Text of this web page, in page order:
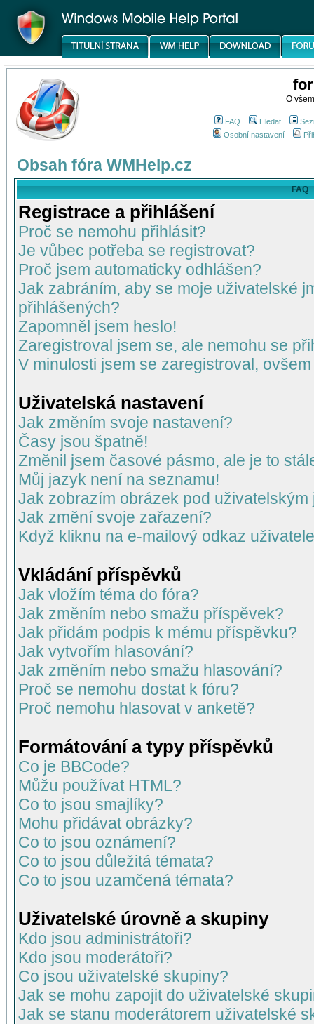
O
FAQ Hledat
Osobní nastavení
Obsah fóra WMHelp.cz
FAQ
Registrace a přihlášení
Proč se nemohu přihlásit?
Je vůbec potřeba se registrovat?
Proč jsem automaticky odhlášen?
Jak zabráním, aby se moje uživatelské
přihlášených?
Zapomněl jsem heslo!
Zaregistroval jsem se, ale nemohu se
V minulosti jsem se zaregistroval,
Uživatelská nastavení
Jak změním svoje nastavení?
Časy jsou špatně!
Změnil jsem časové pásmo, ale je to
Můj jazyk není na seznamu!
Jak zobrazím obrázek pod uživatelským
Jak změní svoje zařazení?
Když kliknu na e-mailový odkaz
Vkládání příspěvků
Jak vložím téma do fóra?
Jak změním nebo smažu příspěvek?
Jak přidám podpis k mému příspěvku?
Jak vytvořím hlasování?
Jak změním nebo smažu hlasování?
Proč se nemohu dostat k fóru?
Proč nemohu hlasovat v anketě?
Formátování a typy příspěvků
Co je BBCode?
Můžu používat HTML?
Co to jsou smajlíky?
Mohu přidávat obrázky?
Co to jsou oznámení?
Co to jsou důležitá témata?
Co to jsou uzamčená témata?
Uživatelské úrovně a skupiny
Kdo jsou administrátoři?
Kdo jsou moderátoři?
Co jsou uživatelské skupiny?
Jak se mohu zapojit do uživatelské
Jak se stanu moderátorem uživatelské